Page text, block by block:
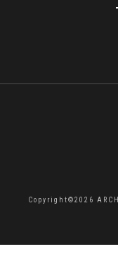
Copyright©2026